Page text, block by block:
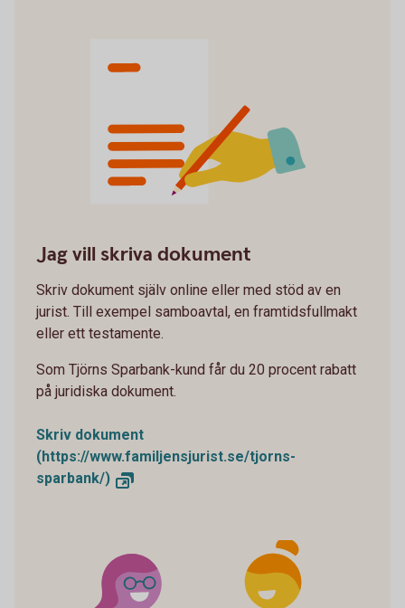
Jag vill skriva dokument
Skriv dokument själv online eller med stöd av en
jurist. Till exempel samboavtal, en framtidsfullmakt
eller ett testamente.
Som Tjörns Sparbank-kund får du 20 procent rabatt
på juridiska dokument.
Skriv dokument
(https://www.familjensjurist.se/tjorns-
sparbank/)